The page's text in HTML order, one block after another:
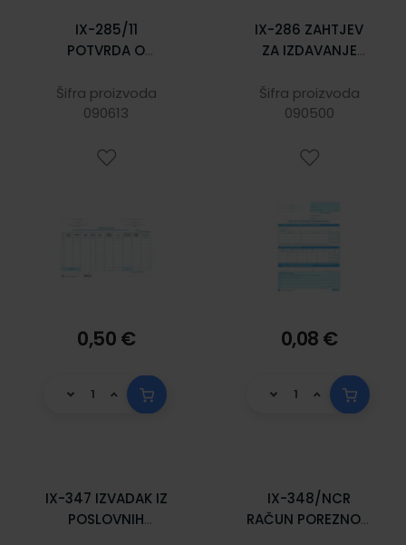
IX-285/11
POTVRDA O
PRIMITKU
DOHOTKU,
DOPRINOSU,
Šifra proizvoda
090613
0,50 €
IX-286 ZAHTJEV
ZA IZDAVANJE
List, 21 x 29,7 cm
Šifra proizvoda
090500
0,08 €
IX-347 IZVADAK IZ
POSLOVNIH
IX-348/NCR
RAČUN POREZNOG